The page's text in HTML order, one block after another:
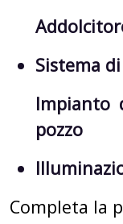
Sistema
Impianto
pozzo
Completa la